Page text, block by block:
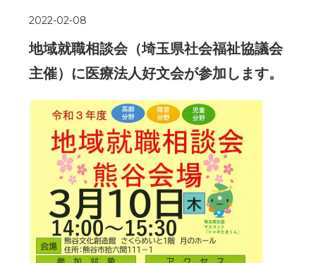
2022-02-08
地域就職相談会（埼玉県社会福祉協議会
主催）に医療法人好文会が参加します。